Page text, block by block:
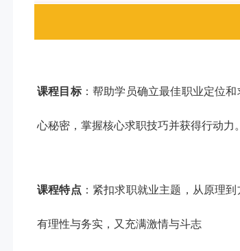
课程目标：帮助学员确立最佳职业定位
心秘密，掌握核心求职技巧并获得行动力。
课程特点 ：紧扣求职就业主题，从原理
有理性与务实，又充满激情与斗志